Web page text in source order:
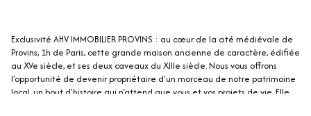
Exclusivité AHV IMMOBILIER PROVINS : au cœur de la cité médiévale de
Provins, 1h de Paris, cette grande maison ancienne de caractère, édifiée
au XVe siècle, et ses deux caveaux du XIIIe siècle. Nous vous offrons
l'opportunité de devenir propriétaire d'un morceau de notre patrimoine
local, un bout d'histoire qui n'attend que vous et vos projets de vie. Elle